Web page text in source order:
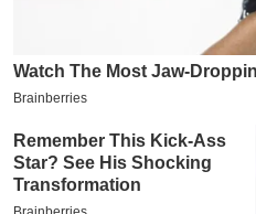
इ
म
ई
-
पे